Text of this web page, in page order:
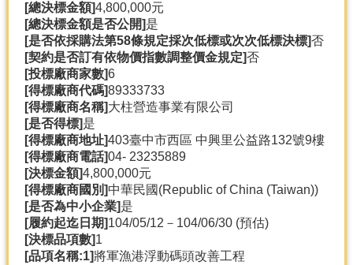
[總決標金額]4,800,000元
[總決標金額是否公開]是
[是否依採購法第58條規定採次低標或次次低標決標]否
[契約是否訂有依物價指數調整價金規定]否
[投標廠商家數]6
[得標廠商代碼]89333733
[得標廠商名稱]大柱營造事業有限公司
[是否得標]是
[得標廠商地址]403臺中市西區 中興里公益路132號9樓
[得標廠商電話]04- 23235889
[決標金額]4,800,000元
[得標廠商國別]中華民國(Republic of China (Taiwan))
[是否為中小企業]是
[履約起迄日期]104/05/12－104/06/30 (預估)
[決標品項數]1
[品項名稱:1]將軍漁港浮動碼頭改善工程